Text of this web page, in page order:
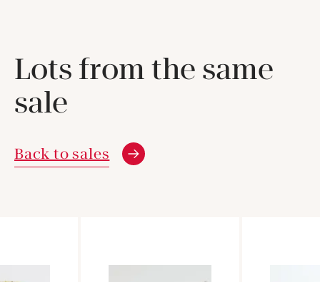
Lots from the same
sale
Back to sales